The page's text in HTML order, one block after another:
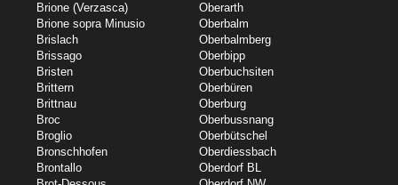
Brione (Verzasca)
Brione sopra Minusio
Brislach
Brissago
Bristen
Brittern
Brittnau
Broc
Broglio
Bronschhofen
Brontallo
Oberarth
Oberbalm
Oberbalmberg
Oberbipp
Oberbuchsiten
Oberbüren
Oberburg
Oberbussnang
Oberbütschel
Oberdiessbach
Oberdorf BL